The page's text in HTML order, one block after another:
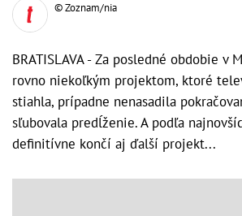
© Zoznam/nia
BRATISLAVA - Za posledné obdobie v
rovno niekoľkým projektom, ktoré
stiahla, prípadne nenasadila
sľubovala predĺženie. A podľa
definitívne končí aj ďalší projekt...